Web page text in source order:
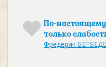
По-
только
Фредерик